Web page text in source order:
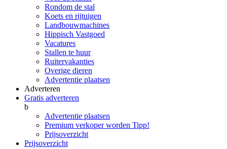
Rondom de stal
Koets en rijtuigen
Landbouwmachines
Hippisch Vastgoed
Vacatures
Stallen te huur
Ruitervakanties
Overige dieren
Advertentie plaatsen
Adverteren
Gratis adverteren
b
Advertentie plaatsen
Premium verkoper worden Tipp!
Prijsoverzicht
Prijsoverzicht